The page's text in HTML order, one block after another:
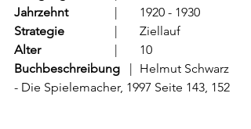
Jahrzehnt
		  |	1920 - 1930
Strategie
		  |	Ziellauf
Alter
			  |	10
Buchbeschreibung |	Helmut Schwarz
- Die Spielemacher, 1997 Seite 143, 152